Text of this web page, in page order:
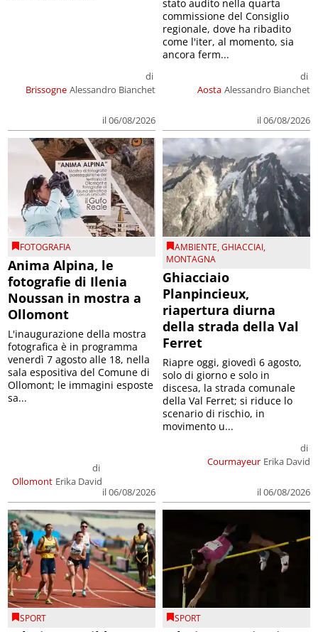
Brissogne
di
Alessandro Bianchet
il 06/08/2026
Aosta
di
Alessandro Bianchet
il 06/08/2026
stato audito nella quarta
commissione del Consiglio
regionale, dove ha ribadito
come l'iter, al momento, sia
ancora ferm...
FOTOGRAFIA
Anima Alpina, le
fotografie di Ilenia
Noussan in mostra a
Ollomont
Ollomont
di
Erika David
il 06/08/2026
L'inaugurazione della mostra
fotografica è in programma
venerdì 7 agosto alle 18, nella
sala espositiva del Comune di
Ollomont; le immagini esposte
sa...
AMBIENTE,GHIACCIAI,
MONTAGNA
Ghiacciaio
Planpincieux,
riapertura diurna
della strada della Val
Ferret
Courmayeur
di
Erika David
il 06/08/2026
Riapre oggi, giovedì 6 agosto,
solo di giorno e solo in
discesa, la strada comunale
della Val Ferret; si riduce lo
scenario di rischio, in
movimento u...
SPORT SPORT